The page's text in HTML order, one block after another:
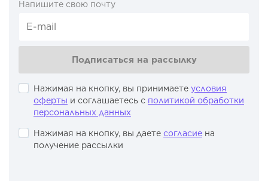
Напишите свою почту
Подписаться на рассылку
Нажимая на кнопку, вы принимаете условия
оферты и соглашаетесь с политикой обработки
персональных данных
Нажимая на кнопку, вы даете согласие на
получение рассылки